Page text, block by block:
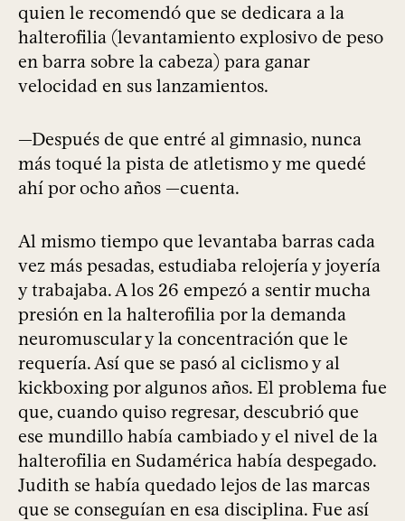
quien le recomendó que se dedicara a la
halterofilia (levantamiento explosivo de peso
en barra sobre la cabeza) para ganar
velocidad en sus lanzamientos.
—Después de que entré al gimnasio, nunca
más toqué la pista de atletismo y me quedé
ahí por ocho años —cuenta.
Al mismo tiempo que levantaba barras cada
vez más pesadas, estudiaba relojería y joyería
y trabajaba. A los 26 empezó a sentir mucha
presión en la halterofilia por la demanda
neuromuscular y la concentración que le
requería. Así que se pasó al ciclismo y al
kickboxing por algunos años. El problema fue
que, cuando quiso regresar, descubrió que
ese mundillo había cambiado y el nivel de la
halterofilia en Sudamérica había despegado.
Judith se había quedado lejos de las marcas
que se conseguían en esa disciplina. Fue así